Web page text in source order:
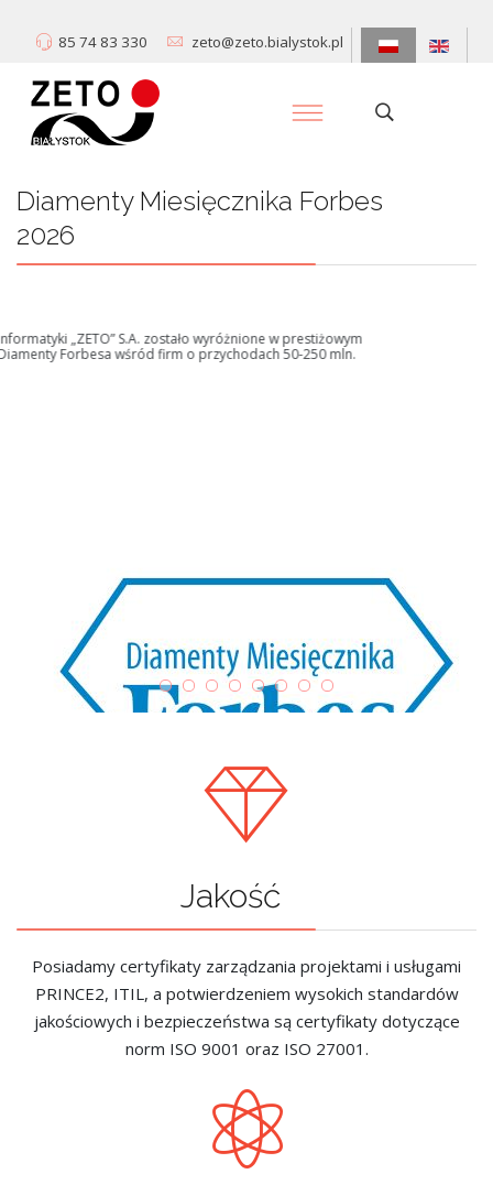
85 74 83 330 zeto@zeto.bialystok.pl
Diamenty Miesięcznika Forbes
2026
Centrum Informatyki „ZETO” S.A. zostało wyróżnione w prestiżowym
rankingu Diamenty Forbesa wśród firm o przychodach 50-250 mln.
Jakość
Posiadamy certyfikaty zarządzania projektami i usługami
PRINCE2, ITIL, a potwierdzeniem wysokich standardów
jakościowych i bezpieczeństwa są certyfikaty dotyczące
norm ISO 9001 oraz ISO 27001.